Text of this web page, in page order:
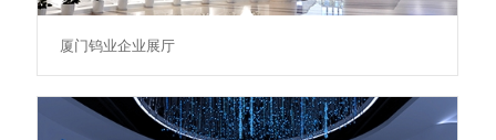
厦门钨业企业展厅